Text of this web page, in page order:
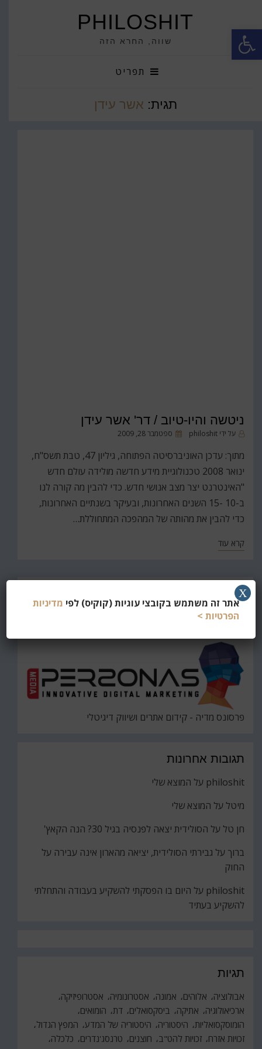
פתח סרגל נגישות PHILOSHIT
שווה, החרא הזה
תפריט
תגית: אשר עידן
ניטשה והיו-טיוב / דר' אשר עידן
על ידי philoshit
פורסםספטמבר 28, 2009
מתוך: עדכן האוניברסיטה הפתוחה, גיליון 47, טבת תשס"ח,
ינואר 2008 טכנולוגיית מידע חדשה מולידה עולם חדש
"האינטרנט יצר מצב אנושי חדש. כדי להבין מה קורה לנו
ב-10 -15 השנים האחרונות, ובעיקר בשנתיים האחרונות,
כדי להבין את מהותה של המהפכה המתחוללת…
קרא עוד
חפש
את
פרסונס מדיה - קידום אתרים ושיווק דיגיטלי
תגובות אחרונות
philoshit על המוצא שלי
מיטל על המוצא שלי
חן טל על הסולידית יצאה לפנסיה בגיל 30? הנה הקאץ'
ברוך על גבירתי הסולידית, יציאה מהארון אינה עבירה על
החוק
philoshit על היום בו הפסקתי להשקיע בעבודה והתחלתי
להשקיע בעתיד
תגיות
אבולוציה אלוהים אמונה אסטרונומיה
אסטרופיזיקה
ארכיאולוגיה
אתיקה ביסקסואלים דת הומואים
הומוסקסואליות היסטוריה היסטוריה של המדע המפץ הגדול
זכויות אזרח זכויות להט"ב חוצנים טרנסג'נדרים
כלכלה
אתר זה משתמש בקובצי עוגיות (קוקיס) לפי מדיניות
הפרטיות >
X